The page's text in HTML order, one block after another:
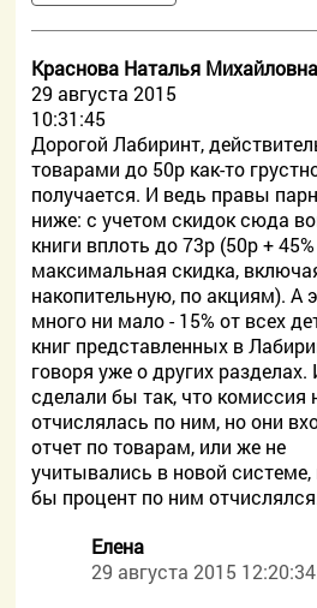
Краснова Наталья Михайловна
29 августа 2015
10:31:45
Дорогой Лабиринт,
товарами до 50р как-то
получается. И ведь правы
ниже: с учетом скидок сюда
книги вплоть до 73р (50р + 45%
максимальная скидка,
накопительную, по акциям). А
много ни мало - 15% от всех
книг представленных в
говоря уже о других разделах.
сделали бы так, что комиссия
отчислялась по ним, но они
отчет по товарам, или же не
учитывались в новой системе,
бы процент по ним
Елена
29 августа 2015 12:20:34